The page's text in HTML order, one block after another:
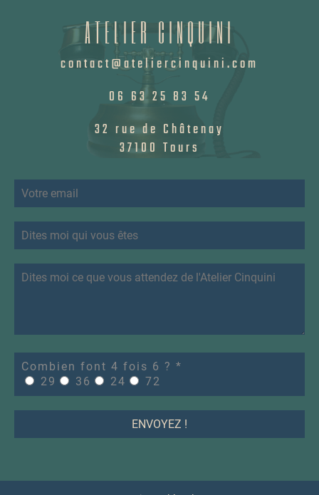
ATELIER CINQUINI
contact@ateliercinquini.com
06 63 25 83 54
32 rue de Châtenay
37100 Tours
Combien font 4 fois 6 ? *
29
36 24 72
ENVOYEZ !